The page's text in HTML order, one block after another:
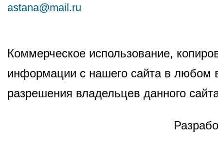
astana@mail.ru
Коммерческое использование,
информации с нашего сайта в любом
разрешения владельцев данного